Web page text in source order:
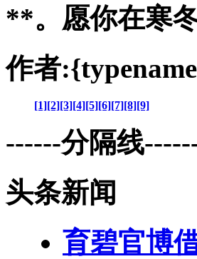
**。愿你在寒
作者
[1][2][3][4][5][6][7][8][9]
------分隔线
头条新闻
育碧官博